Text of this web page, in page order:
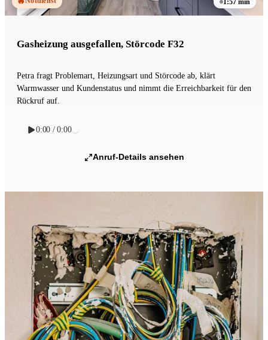
1:57 min
Gasheizung ausgefallen, Störcode F32
Petra fragt Problemart, Heizungsart und Störcode ab, klärt
Warmwasser und Kundenstatus und nimmt die Erreichbarkeit für den
Rückruf auf.
0:00 / 0:00
Anruf-Details ansehen